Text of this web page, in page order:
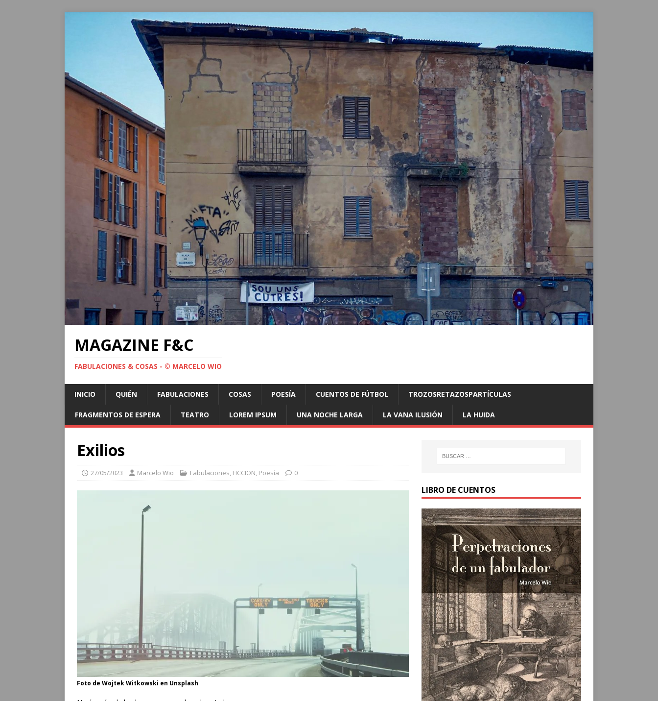
MAGAZINE F&C
FABULACIONES & COSAS - © MARCELO WIO
INICIO QUIÉN FABULACIONES COSAS POESÍA CUENTOS DE FÚTBOL TROZOSRETAZOSPARTÍCULAS
FRAGMENTOS DE ESPERA TEATRO LOREM IPSUM UNA NOCHE LARGA LA VANA ILUSIÓN LA HUIDA
Exilios
27/05/2023 Marcelo Wio Fabulaciones, FICCION, Poesía 0
Foto de Wojtek Witkowski en Unsplash
LIBRO DE CUENTOS